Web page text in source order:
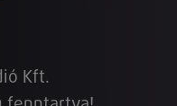
Kft.